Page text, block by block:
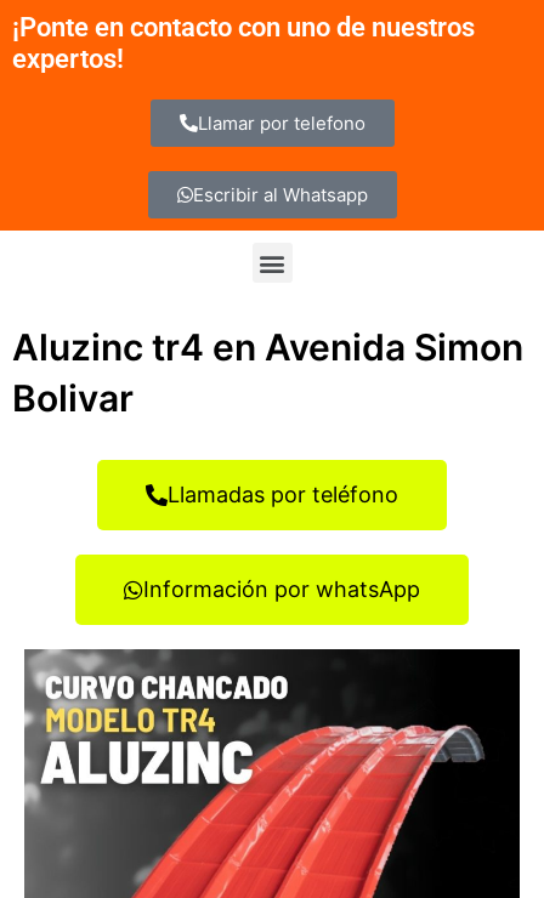
contenido
¡Ponte en contacto con uno de nuestros
expertos!
Llamar por telefono
Escribir al Whatsapp
Menu
Aluzinc tr4 en Avenida Simon
Bolivar
Llamadas por teléfono
Información por whatsApp